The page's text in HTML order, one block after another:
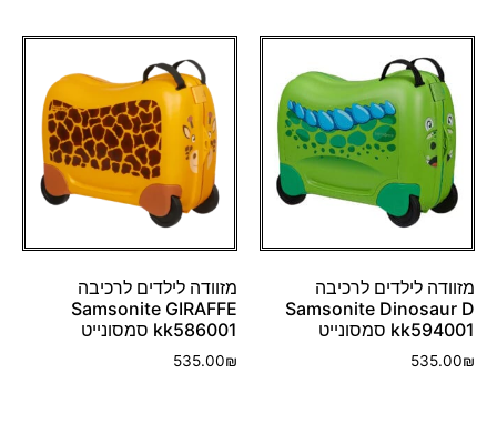
מזוודה לילדים לרכיבה
Samsonite Dinosaur D
kk594001 סמסונייט
535.00₪
מזוודה לילדים לרכיבה
Samsonite GIRAFFE
kk586001 סמסונייט
535.00₪